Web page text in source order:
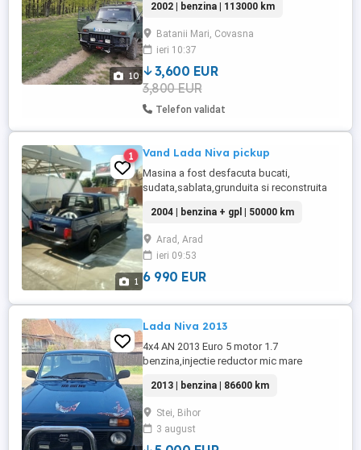
10
acesta nu am parcurs nici măcar 300 km
cu ea. ITP-ul valabil până martie 2027, RCA
pâna mai 2027. De când o am, am investit
în ea o mulțime de bani, pasiune și timp.
Are câteva defecte ...
2002 | benzina | 113000 km
Batanii Mari, Covasna
ieri 10:37
3,600 EUR
3,800 EUR
Telefon validat
1
1 Vand Lada Niva pickup
Masina a fost desfacuta bucati,
sudata,sablata,grunduita si reconstruita
adusa din Germania,are multe elemente
noi.. tapiterie tavan,izolatii si mocheta
podea, baterie noua, ambreaj nou, si
multe maruntisuri. Servo directie originala
de LADA, instalatie
2004 | benzina + gpl | 50000 km
Arad, Arad
ieri 09:53
6 990 EUR
Lada Niva 2013
4x4 AN 2013 Euro 5 motor 1.7
benzina,injectie reductor mic mare
masina impecabila + set genți si
cauciucuri asfalt
2013 | benzina | 86600 km
Stei, Bihor
3 august